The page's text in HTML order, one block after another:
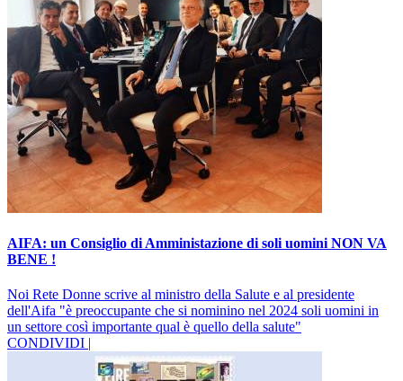
AIFA: un Consiglio di Amministazione di soli uomini NON VA
BENE !
Noi Rete Donne scrive al ministro della Salute e al presidente
dell'Aifa "è preoccupante che si nominino nel 2024 soli uomini in
un settore così importante qual è quello della salute"
CONDIVIDI |